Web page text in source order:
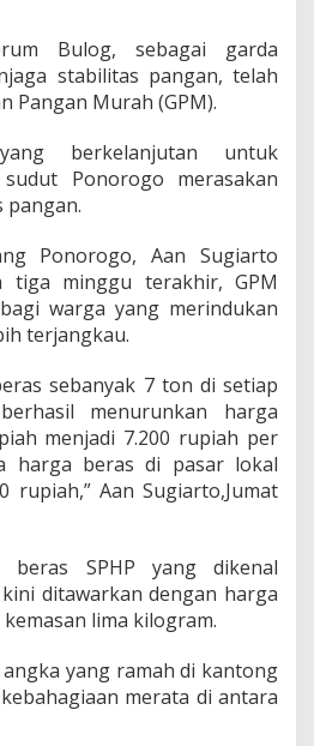
Bulog, sebagai garda
stabilitas pangan, telah
Pangan Murah (GPM).
berkelanjutan untuk
Ponorogo merasakan
pangan.
Ponorogo, Aan Sugiarto
tiga minggu terakhir, GPM
warga yang merindukan
terjangkau.
sebanyak 7 ton di setiap
menurunkan harga
menjadi 7.200 rupiah per
harga beras di pasar lokal
rupiah,” Aan Sugiarto,Jumat
beras SPHP yang dikenal
ditawarkan dengan harga
lima kilogram.
yang ramah di kantong
merata di antara